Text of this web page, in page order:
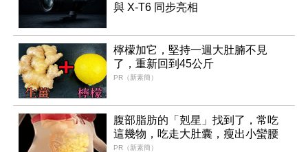
與 X-T6 同步亮相
檸檬加它，堅持一週大肚腩不見
了，重新回到45公斤
PR（新素簡）
腹部脂肪的「剋星」找到了，常吃
這幾物，吃走大肚囊，瘦出小蠻腰
PR（新素簡）